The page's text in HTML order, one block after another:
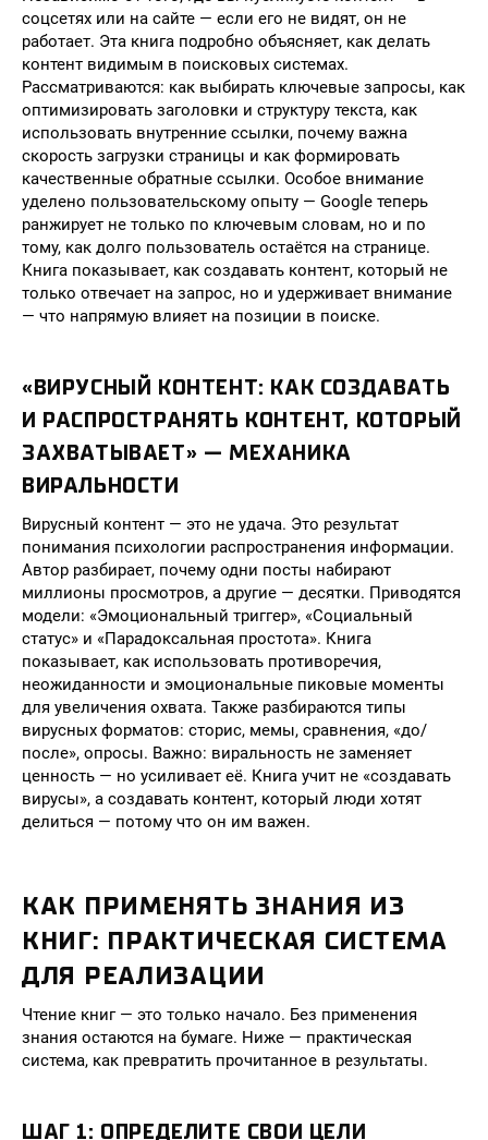
соцсетях или на сайте — если его не видят, он не
работает. Эта книга подробно объясняет, как делать
контент видимым в поисковых системах.
Рассматриваются: как выбирать ключевые запросы, как
оптимизировать заголовки и структуру текста, как
использовать внутренние ссылки, почему важна
скорость загрузки страницы и как формировать
качественные обратные ссылки. Особое внимание
уделено пользовательскому опыту — Google теперь
ранжирует не только по ключевым словам, но и по
тому, как долго пользователь остаётся на странице.
Книга показывает, как создавать контент, который не
только отвечает на запрос, но и удерживает внимание
— что напрямую влияет на позиции в поиске.
«ВИРУСНЫЙ КОНТЕНТ: КАК СОЗДАВАТЬ
И РАСПРОСТРАНЯТЬ КОНТЕНТ, КОТОРЫЙ
ЗАХВАТЫВАЕТ» — МЕХАНИКА
ВИРАЛЬНОСТИ
Вирусный контент — это не удача. Это результат
понимания психологии распространения информации.
Автор разбирает, почему одни посты набирают
миллионы просмотров, а другие — десятки. Приводятся
модели: «Эмоциональный триггер», «Социальный
статус» и «Парадоксальная простота». Книга
показывает, как использовать противоречия,
неожиданности и эмоциональные пиковые моменты
для увеличения охвата. Также разбираются типы
вирусных форматов: сторис, мемы, сравнения, «до/
после», опросы. Важно: виральность не заменяет
ценность — но усиливает её. Книга учит не «создавать
вирусы», а создавать контент, который люди хотят
делиться — потому что он им важен.
КАК ПРИМЕНЯТЬ ЗНАНИЯ ИЗ
КНИГ: ПРАКТИЧЕСКАЯ СИСТЕМА
ДЛЯ РЕАЛИЗАЦИИ
Чтение книг — это только начало. Без применения
знания остаются на бумаге. Ниже — практическая
система, как превратить прочитанное в результаты.
ШАГ 1: ОПРЕДЕЛИТЕ СВОИ ЦЕЛИ